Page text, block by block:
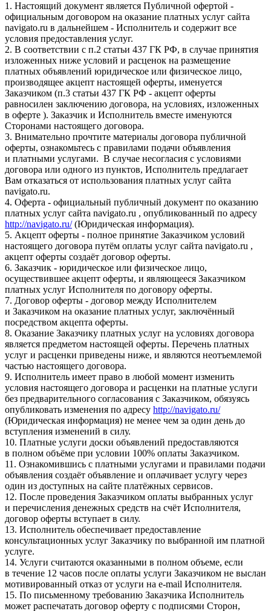
1. Настоящий документ является Публичной офертой -
официальным договором на оказание платных услуг сайта
navigato.ru в дальнейшем - Исполнитель и содержит все
условия предоставления услуг.
2. В соответствии с п.2 статьи 437 ГК РФ, в случае принятия
изложенных ниже условий и расценок на размещение
платных объявлений юридическое или физическое лицо,
производящее акцепт настоящей оферты, именуется
Заказчиком (п.3 статьи 437 ГК РФ - акцепт оферты
равносилен заключению договора, на условиях, изложенных
в оферте ). Заказчик и Исполнитель вместе именуются
Сторонами настоящего договора.
3. Внимательно прочтите материалы договора публичной
оферты, ознакомьтесь с правилами подачи объявления
и платными услугами. В случае несогласия с условиями
договора или одного из пунктов, Исполнитель предлагает
Вам отказаться от использования платных услуг сайта
navigato.ru.
4. Оферта - официальный публичный документ по оказанию
платных услуг сайта navigato.ru , опубликованный по адресу
http://navigato.ru/(Юридическая информация).
5. Акцепт оферты - полное принятие Заказчиком условий
настоящего договора путём оплаты услуг сайта navigato.ru ,
акцепт оферты создаёт договор оферты.
6. Заказчик - юридическое или физическое лицо,
осуществившее акцепт оферты, и являющееся Заказчиком
платных услуг Исполнителя по договору оферты.
7. Договор оферты - договор между Исполнителем
и Заказчиком на оказание платных услуг, заключённый
посредством акцепта оферты.
8. Оказание Заказчику платных услуг на условиях договора
является предметом настоящей оферты. Перечень платных
услуг и расценки приведены ниже, и являются неотъемлемой
частью настоящего договора.
9. Исполнитель имеет право в любой момент изменить
условия настоящего договора и расценки на платные услуги
без предварительного согласования с Заказчиком, обязуясь
опубликовать изменения по адресу http://navigato.ru/
(Юридическая информация) не менее чем за один день до
вступления изменений в силу.
10. Платные услуги доски объявлений предоставляются
в полном объёме при условии 100% оплаты Заказчиком.
11. Ознакомившись с платными услугами и правилами подачи
объявления создаёт объявление и оплачивает услугу через
один из доступных на сайте платёжных сервисов.
12. После проведения Заказчиком оплаты выбранных услуг
и перечисления денежных средств на счёт Исполнителя,
договор оферты вступает в силу.
13. Исполнитель обеспечивает предоставление
консультационных услуг Заказчику по выбранной им платной
услуге.
14. Услуги считаются оказанными в полном объеме, если
в течение 12 часов после оплаты услуги Заказчиком не выслан
мотивированный отказ от услуги на e-mail Исполнителя.
15. По письменному требованию Заказчика Исполнитель
может распечатать договор оферту с подписями Сторон,